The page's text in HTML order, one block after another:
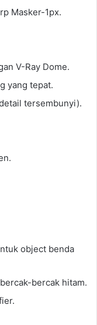
Masker-1px.
V-Ray Dome.
yang tepat.
tersembunyi).
object benda
bercak hitam.